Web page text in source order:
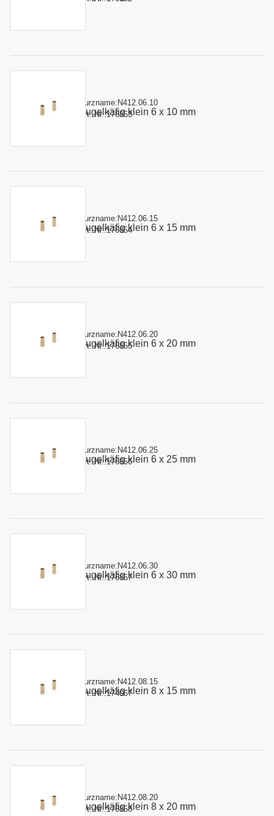
Kugelkäfig klein 6 x 10 mm
Kurzname: N412.06.10
Art.-Nr.:176853
Kugelkäfig klein 6 x 15 mm
Kurzname: N412.06.15
Art.-Nr.:176854
Kugelkäfig klein 6 x 20 mm
Kurzname: N412.06.20
Art.-Nr.:176855
Kugelkäfig klein 6 x 25 mm
Kurzname: N412.06.25
Art.-Nr.:176856
Kugelkäfig klein 6 x 30 mm
Kurzname: N412.06.30
Art.-Nr.:176857
Kugelkäfig klein 8 x 15 mm
Kurzname: N412.08.15
Art.-Nr.:174067
Kugelkäfig klein 8 x 20 mm
Kurzname: N412.08.20
Art.-Nr.:176858